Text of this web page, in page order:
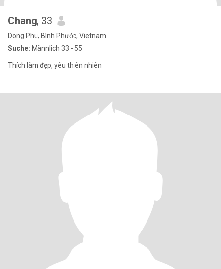
Chang, 33
Dong Phu, Bình Phước, Vietnam
Suche: Männlich 33 - 55
Thích làm đẹp, yêu thiên nhiên